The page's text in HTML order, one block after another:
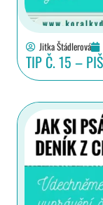
Jitka Štádlerová
TIP Č. 15 –